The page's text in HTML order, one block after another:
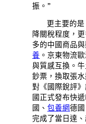
振。”
更主要的
降關稅程度，
多的中國商品
養 。京東物流
與質感互換。
鈔票，換取張
對《國際銳評
國正式發布快
國、包養網德
完成了當日達